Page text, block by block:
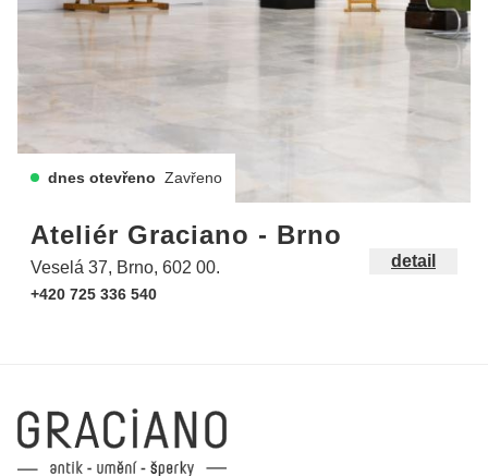
dnes otevřeno Zavřeno
Ateliér Graciano - Brno
Veselá 37, Brno, 602 00.
+420 725 336 540
detail